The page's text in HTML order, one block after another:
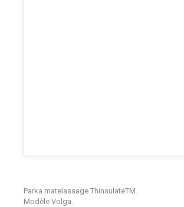
Parka matelassage ThinsulateTM.
Modèle Volga.